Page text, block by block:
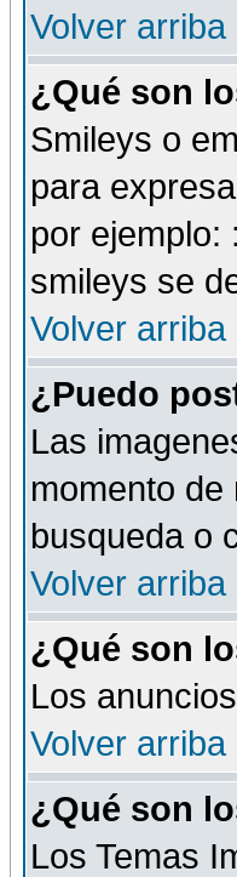
Volver arriba
¿Qué son
Smileys o
para
por ejemplo:
smileys se
Volver arriba
¿Puedo
Las
momento
busqueda o
Volver arriba
¿Qué son
Los
Volver arriba
¿Qué son
Los Temas